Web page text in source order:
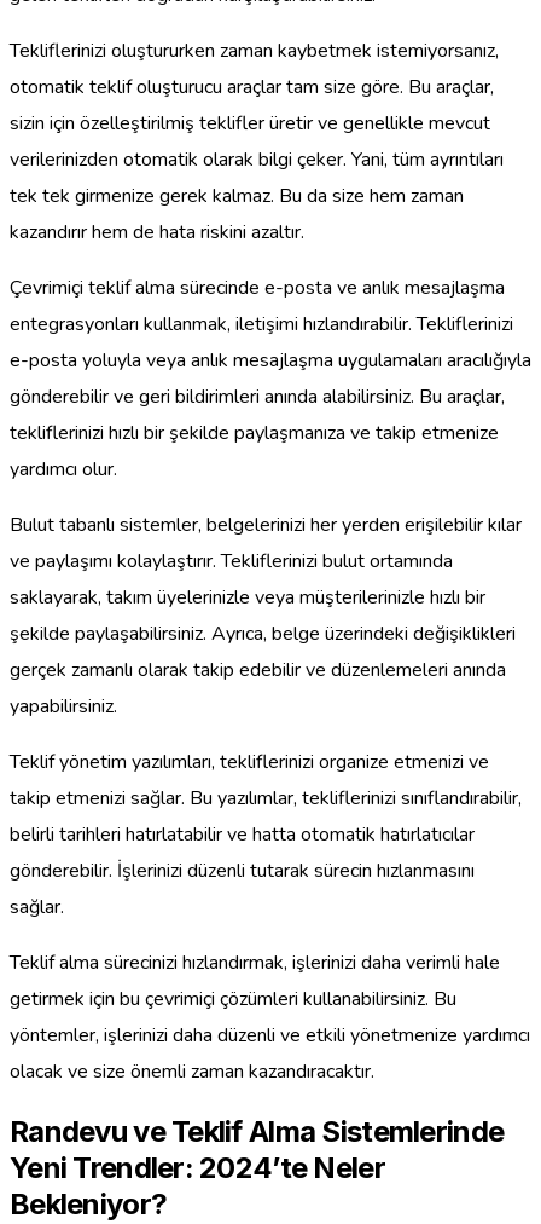
Tekliflerinizi oluştururken zaman kaybetmek istemiyorsanız,
otomatik teklif oluşturucu araçlar tam size göre. Bu araçlar,
sizin için özelleştirilmiş teklifler üretir ve genellikle mevcut
verilerinizden otomatik olarak bilgi çeker. Yani, tüm ayrıntıları
tek tek girmenize gerek kalmaz. Bu da size hem zaman
kazandırır hem de hata riskini azaltır.
Çevrimiçi teklif alma sürecinde e-posta ve anlık mesajlaşma
entegrasyonları kullanmak, iletişimi hızlandırabilir. Tekliflerinizi
e-posta yoluyla veya anlık mesajlaşma uygulamaları aracılığıyla
gönderebilir ve geri bildirimleri anında alabilirsiniz. Bu araçlar,
tekliflerinizi hızlı bir şekilde paylaşmanıza ve takip etmenize
yardımcı olur.
Bulut tabanlı sistemler, belgelerinizi her yerden erişilebilir kılar
ve paylaşımı kolaylaştırır. Tekliflerinizi bulut ortamında
saklayarak, takım üyelerinizle veya müşterilerinizle hızlı bir
şekilde paylaşabilirsiniz. Ayrıca, belge üzerindeki değişiklikleri
gerçek zamanlı olarak takip edebilir ve düzenlemeleri anında
yapabilirsiniz.
Teklif yönetim yazılımları, tekliflerinizi organize etmenizi ve
takip etmenizi sağlar. Bu yazılımlar, tekliflerinizi sınıflandırabilir,
belirli tarihleri hatırlatabilir ve hatta otomatik hatırlatıcılar
gönderebilir. İşlerinizi düzenli tutarak sürecin hızlanmasını
sağlar.
Teklif alma sürecinizi hızlandırmak, işlerinizi daha verimli hale
getirmek için bu çevrimiçi çözümleri kullanabilirsiniz. Bu
yöntemler, işlerinizi daha düzenli ve etkili yönetmenize yardımcı
olacak ve size önemli zaman kazandıracaktır.
Randevu ve Teklif Alma Sistemlerinde
Yeni Trendler: 2024’te Neler
Bekleniyor?